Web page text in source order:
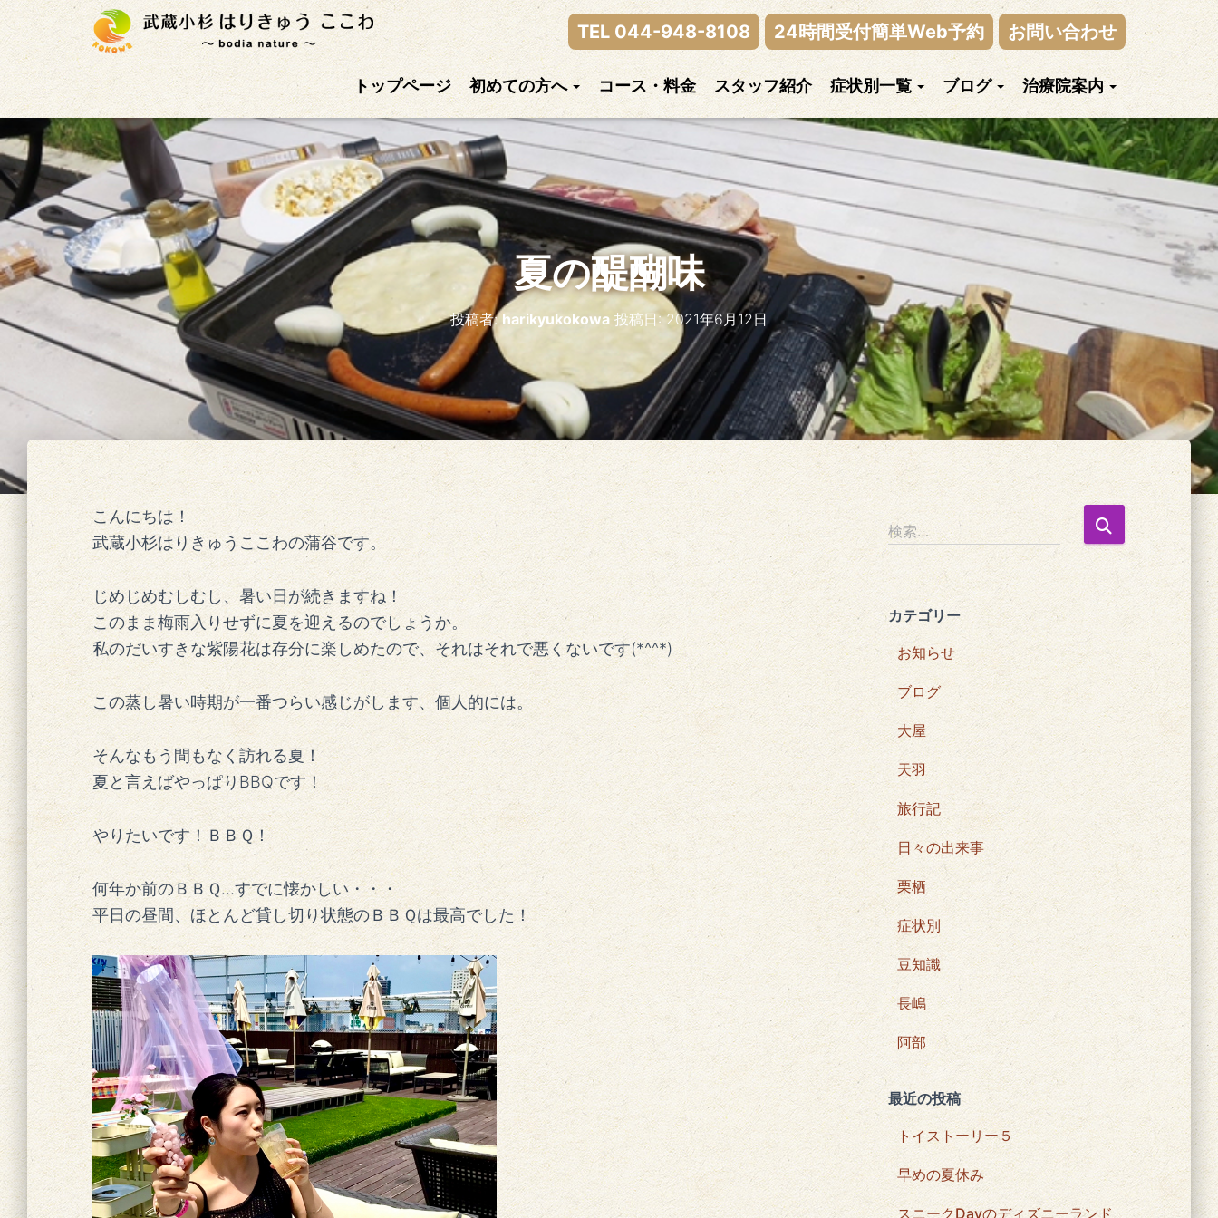
武蔵小杉徒歩4分の鍼灸治療院。首肩こり、腰痛、自律神経の乱れまでご相談下さい。
TEL 044-948-8108 24時間受付簡単Web予約 お問い合わせ
トップページ 初めての方へ コース・料金 スタッフ紹介 症状別一覧 ブログ 治療院案内
夏の醍醐味
投稿者: harikyukokowa 投稿日:2021年6月12日
こんにちは！
武蔵小杉はりきゅうここわの蒲谷です。
じめじめむしむし、暑い日が続きますね！
このまま梅雨入りせずに夏を迎えるのでしょうか。
私のだいすきな紫陽花は存分に楽しめたので、それはそれで悪くないです(*^^*)
この蒸し暑い時期が一番つらい感じがします、個人的には。
そんなもう間もなく訪れる夏！
夏と言えばやっぱりBBQです！
やりたいです！ＢＢＱ！
何年か前のＢＢＱ…すでに懐かしい・・・
平日の昼間、ほとんど貸し切り状態のＢＢＱは最高でした！
検
索
検索…
カテゴリー
お知らせ
ブログ
大屋
天羽
旅行記
日々の出来事
栗栖
症状別
豆知識
長嶋
阿部
最近の投稿
トイストーリー５
早めの夏休み
スニークDayのディズニーランド